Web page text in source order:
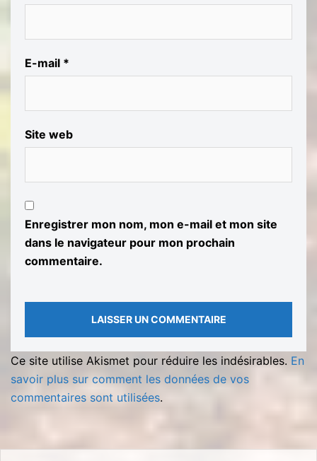
E-mail *
Site web
Enregistrer mon nom, mon e-mail et mon site
dans le navigateur pour mon prochain
commentaire.
Ce site utilise Akismet pour réduire les indésirables. En
savoir plus sur comment les données de vos
commentaires sont utilisées.